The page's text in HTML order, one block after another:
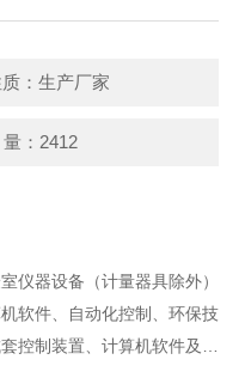
：生产厂家
：2412
仪器设备（计量器具除外）
软件、自动化控制、环保技
控制装置、计算机软件及辅